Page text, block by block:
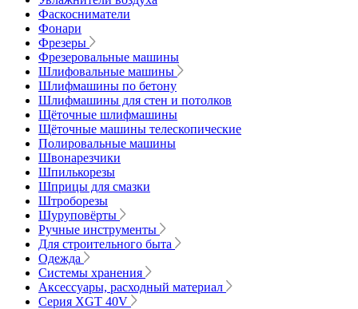
Фаскосниматели
Фонари
Фрезеры
Фрезеровальные машины
Шлифовальные машины
Шлифмашины по бетону
Шлифмашины для стен и потолков
Щёточные шлифмашины
Щёточные машины телескопические
Полировальные машины
Швонарезчики
Шпилькорезы
Шприцы для смазки
Штроборезы
Шуруповёрты
Ручные инструменты
Для строительного быта
Одежда
Системы хранения
Аксессуары, расходный материал
Серия XGT 40V